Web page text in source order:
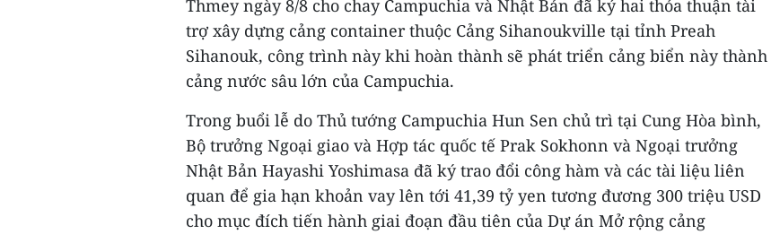
Thmey ngày 8/8 cho chay Campuchia và Nhật Bản đã ký hai thỏa thuận tài
trợ xây dựng cảng container thuộc Cảng Sihanoukville tại tỉnh Preah
Sihanouk, công trình này khi hoàn thành sẽ phát triển cảng biển này thành
cảng nước sâu lớn của Campuchia.
Trong buổi lễ do Thủ tướng Campuchia Hun Sen chủ trì tại Cung Hòa bình,
Bộ trưởng Ngoại giao và Hợp tác quốc tế Prak Sokhonn và Ngoại trưởng
Nhật Bản Hayashi Yoshimasa đã ký trao đổi công hàm và các tài liệu liên
quan để gia hạn khoản vay lên tới 41,39 tỷ yen tương đương 300 triệu USD
cho mục đích tiến hành giai đoạn đầu tiên của Dự án Mở rộng cảng